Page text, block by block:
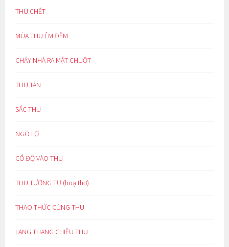
THU CHẾT
MÙA THU ÊM ĐỀM
CHÁY NHÀ RA MẶT CHUỘT
THU TÀN
SẮC THU
NGÓ LƠ
CỔ ĐỘ VÀO THU
THU TƯƠNG TƯ (hoạ thơ)
THAO THỨC CÙNG THU
LANG THANG CHIỀU THU